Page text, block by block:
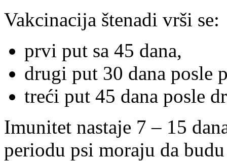
Vakcinacija štenadi vrši se:
prvi put sa 45 dana,
drugi put 30 dana posle
treći put 45 dana posle
Imunitet nastaje 7 – 15
periodu psi moraju da